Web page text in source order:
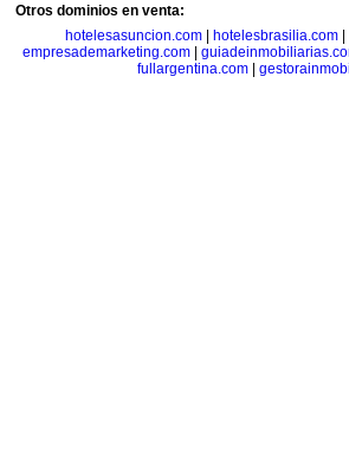
Otros dominios en venta:
hotelesasuncion.com| hotelesbrasilia.com|
empresademarketing.com|
fullargentina.com